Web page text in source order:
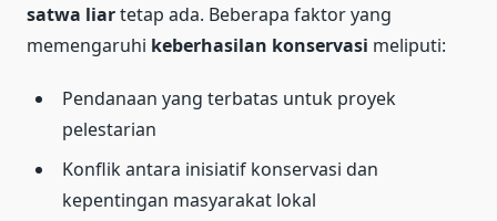
satwa liartetap ada. Beberapa faktor yang
memengaruhi keberhasilan konservasi meliputi:
Pendanaan yang terbatas untuk proyek
pelestarian
Konflik antara inisiatif konservasi dan
kepentingan masyarakat lokal